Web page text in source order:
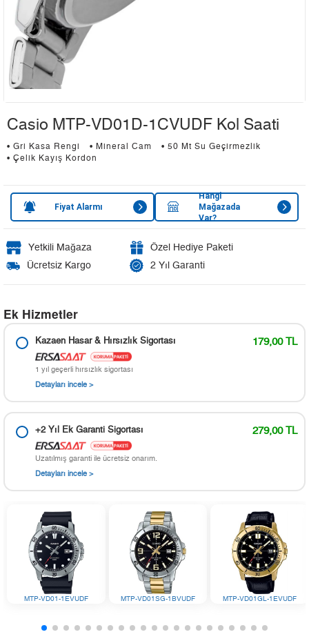
Casio MTP-VD01D-1CVUDF Kol Saati
• Gri Kasa Rengi • Mineral Cam
• 50 Mt Su Geçirmezlik
• Çelik Kayış Kordon
Fiyat Alarmı
Hangi
Mağazada
Var?
Yetkili Mağaza
Özel Hediye Paketi
Ücretsiz Kargo
2 Yıl Garanti
Ek Hizmetler
Kazaen Hasar & Hırsızlık Sigortası 179,00 TL
1 yıl geçerli hırsızlık sigortası
Detayları incele >
+2 Yıl Ek Garanti Sigortası 279,00 TL
Uzatılmış garanti ile ücretsiz onarım.
Detayları incele >
MTP-VD01-1EVUDF MTP-VD01SG-1BVUDF MTP-VD01GL-1EVUDF